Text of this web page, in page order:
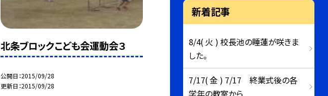
北条ブロックこども会運動会３
公開日 2015/09/28
更新日 2015/09/28
新着記事
8/4( 火 ) 校長池の睡蓮が咲きま
した。
7/17( 金 ) 7/17 終業式後の各